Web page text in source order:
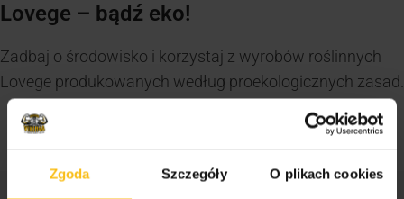
Zgoda Szczegóły O plikach cookies
Lovege – bądź eko!
Zadbaj o środowisko i korzystaj z wyrobów roślinnych
Lovege produkowanych według proekologicznych zasad.